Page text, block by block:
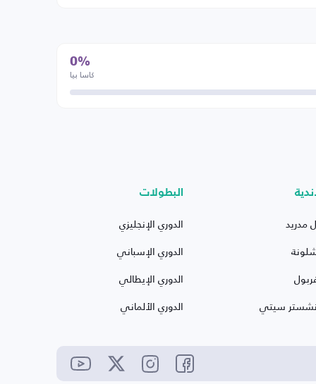
0%
كاسا بيا
مدريد
سيتي
البطولات
الدوري الإنجليزي
الدوري الإسباني
الدوري الإيطالي
الدوري الألماني